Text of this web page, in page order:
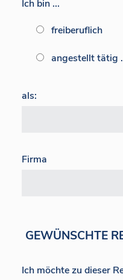
Ich bin ...
freiberuflich
angestellt tätig
als:
Firma
GEWÜNSCHTE
Ich möchte zu dieser